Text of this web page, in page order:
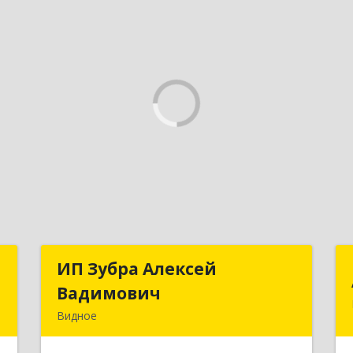
ИП Зубра Алексей
Вадимович
Видное
ИП Зубра Алексей